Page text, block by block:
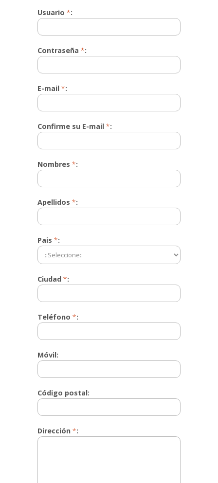
Usuario*:
Contraseña*:
E-mail*:
Confirme su E-mail*:
Nombres*:
Apellidos*:
Pais*:
Ciudad*:
Teléfono*:
Móvil:
Código postal:
Dirección*: